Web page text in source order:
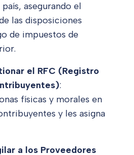
asegurando el
las disposiciones
de impuestos de
el RFC (Registro
:
físicas y morales en
y les asigna
a los Proveedores